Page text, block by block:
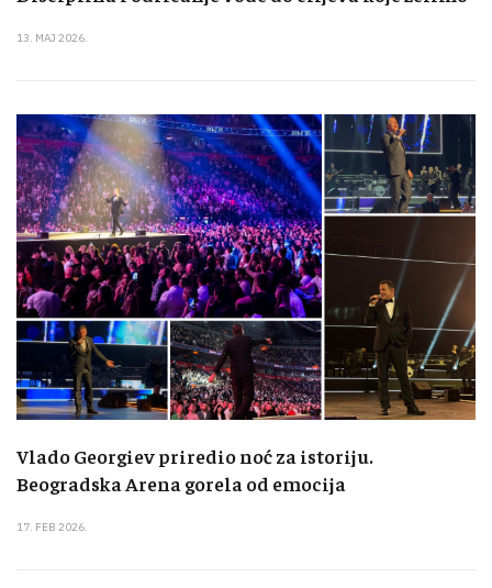
13. MAJ 2026.
Vlado Georgiev priredio noć za istoriju.
Beogradska Arena gorela od emocija
17. FEB 2026.